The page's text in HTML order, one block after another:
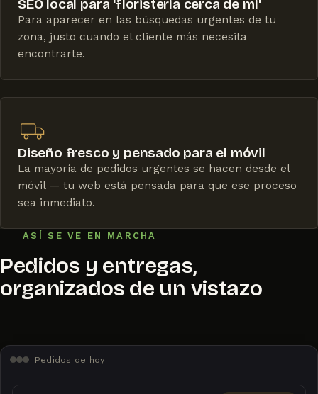
SEO local para 'floristería cerca de mí'
Para aparecer en las búsquedas urgentes de tu
zona, justo cuando el cliente más necesita
encontrarte.
Diseño fresco y pensado para el móvil
La mayoría de pedidos urgentes se hacen desde el
móvil — tu web está pensada para que ese proceso
sea inmediato.
ASÍ SE VE EN MARCHA
Pedidos y entregas,
organizados de un vistazo
Pedidos de hoy